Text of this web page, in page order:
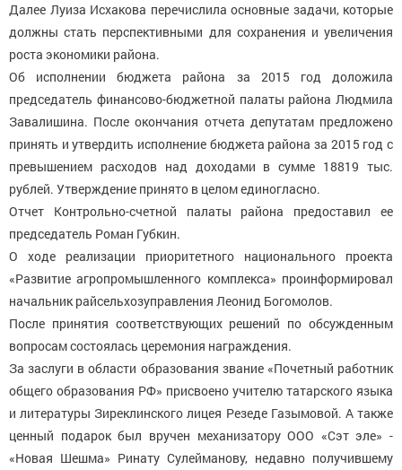
Далее Луиза Исхакова перечислила основные задачи, которые
должны стать перспективными для сохранения и увеличения
роста экономики района.
Об исполнении бюджета района за 2015 год доложила
председатель финансово-бюджетной палаты района Людмила
Завалишина. После окончания отчета депутатам предложено
принять и утвердить исполнение бюджета района за 2015 год с
превышением расходов над доходами в сумме 18819 тыс.
рублей. Утверждение принято в целом единогласно.
Отчет Контрольно-счетной палаты района предоставил ее
председатель Роман Губкин.
О ходе реализации приоритетного национального проекта
«Развитие агропромышленного комплекса» проинформировал
начальник райсельхозуправления Леонид Богомолов.
После принятия соответствующих решений по обсужденным
вопросам состоялась церемония награждения.
За заслуги в области образования звание «Почетный работник
общего образования РФ» присвоено учителю татарского языка
и литературы Зиреклинского лицея Резеде Газымовой. А также
ценный подарок был вручен механизатору ООО «Сэт эле» -
«Новая Шешма» Ринату Сулейманову, недавно получившему